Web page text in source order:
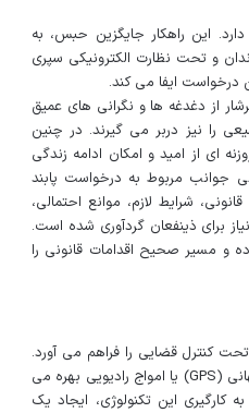
این راهکار جایگزین حبس، به
و تحت نظارت الکترونیکی سپری
درخواست ایفا می کند.
از دغدغه ها و نگرانی های عمیق
را نیز دربر می گیرند. در چنین
ای از امید و امکان ادامه زندگی
جوانب مربوط به درخواست پابند
شرایط لازم، موانع احتمالی،
برای ذینفعان گردآوری شده است.
و مسیر صحیح اقدامات قانونی را
تحت کنترل قضایی را فراهم می آورد.
این وسیله که معمولاً به مچ پای شخص محکوم متصل می شود، از فناوری های موقعیت یاب جهانی (GPS) یا امواج رادیویی بهره می
کارگیری این تکنولوژی، ایجاد یک